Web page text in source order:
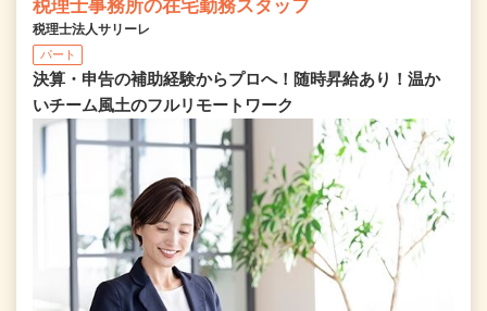
税理士事務所の在宅勤務スタッフ
税理士法人サリーレ
パート
決算・申告の補助経験からプロへ！随時昇給あり！温か
いチーム⾵⼟のフルリモートワーク